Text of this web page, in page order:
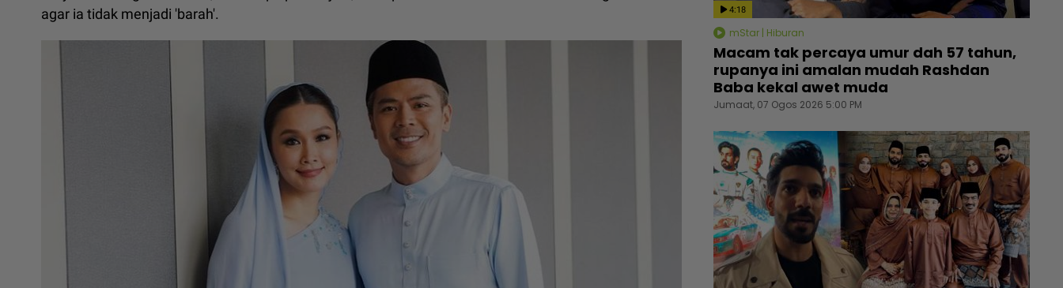
agar ia tidak menjadi 'barah'.
4:18
mStar | Hiburan
Macam tak percaya umur dah 57 tahun,
rupanya ini amalan mudah Rashdan
Baba kekal awet muda
Jumaat, 07 Ogos 2026 5:00 PM